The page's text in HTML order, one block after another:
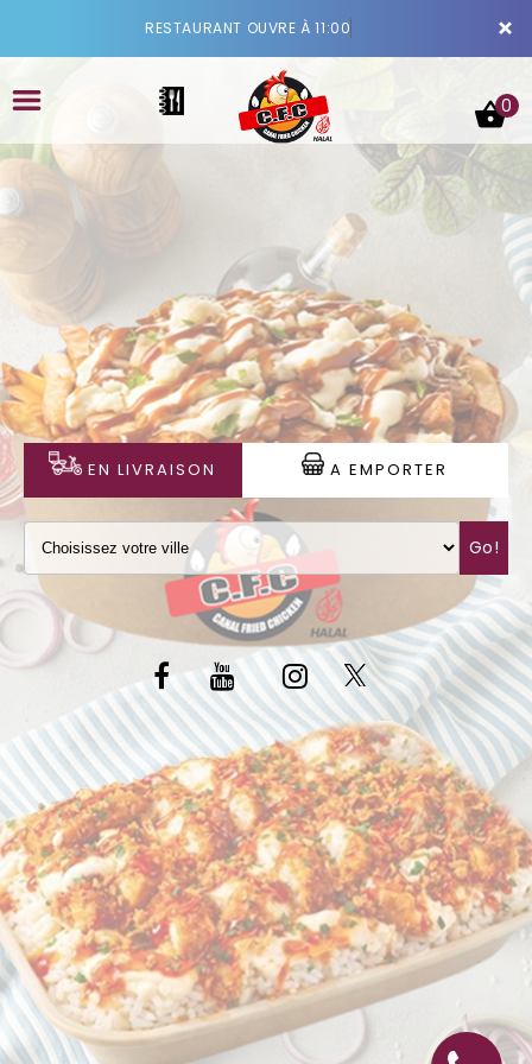
×
RESTAURANT OUVRE À 11:00
LA CARTE
VOTRE COMPTE
NOTRE RESTAURANT
VOS AVIS
MENTIONS LÉGALES
C.G.V
0
EN LIVRAISON A EMPORTER
Go!